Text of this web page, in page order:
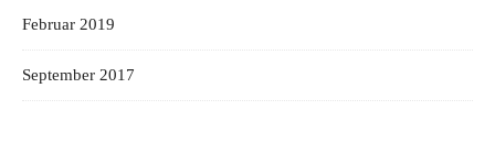
Februar 2019
September 2017